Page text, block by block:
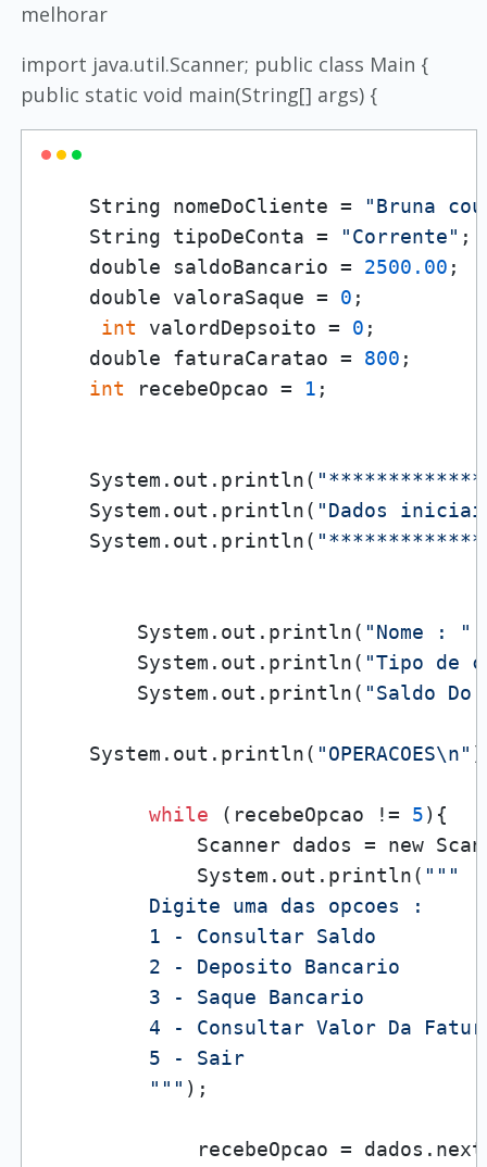
melhorar
import java.util.Scanner; public class Main {
public static void main(String[] args) {
    String nomeDoCliente =
"Bruna
    String tipoDeConta =
"Corrente" ;
    double saldoBancario =
2500.00 ;
    double valoraSaque =
0 ;
int valordDepsoito = 0 ;
    double faturaCaratao =
800 ;
int recebeOpcao = 1 ;
    System.out.println(
    System.out.println(
"Dados
    System.out.println(
        System.out.println(
"Nome : "
        System.out.println(
"Tipo de
        System.out.println(
"Saldo
    System.out.println(
"OPERACOES\n"
while (recebeOpcao != 5){
Scanner dados = new
             System.out.println(
"""
         Digite uma das opcoes :
         1 - Consultar Saldo
         2 - Deposito Bancario
         3 - Saque Bancario
4 - Consultar Valor Da
         5 - Sair
         """
);
recebeOpcao =